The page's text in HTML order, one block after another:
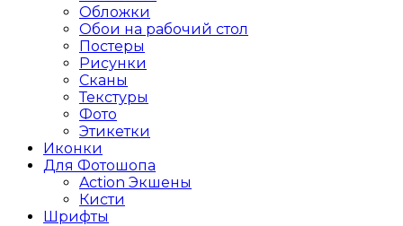
Обложки
Обои на рабочий стол
Постеры
Рисунки
Сканы
Текстуры
Фото
Этикетки
Иконки
Для Фотошопа
Action Экшены
Кисти
Шрифты